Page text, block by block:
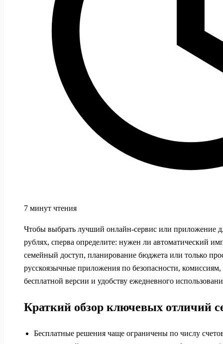
7 минут чтения
Чтобы выбрать лучший онлайн-сервис или приложение
рублях, сперва определите: нужен ли автоматический
семейный доступ, планирование бюджета или только
русскоязычные приложения по безопасности,
бесплатной версии и удобству ежедневного
Краткий обзор ключевых отличий
Бесплатные решения чаще ограничены по числу